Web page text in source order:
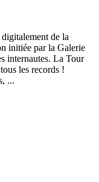
de la
initiée par la Galerie
internautes. La Tour
les records !
...